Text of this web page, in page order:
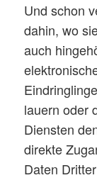
Und schon
dahin, wo
auch
lauern oder
Diensten
direkte
Daten